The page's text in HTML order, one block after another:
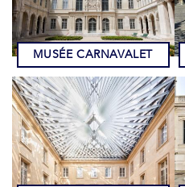
MUSÉE CARNAVALET